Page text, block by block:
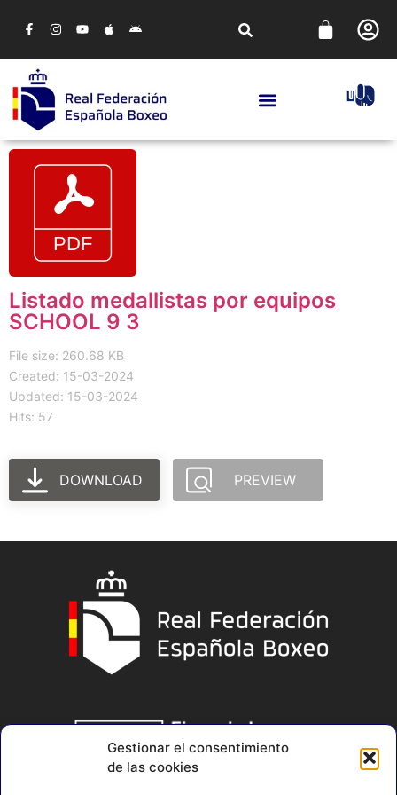
Gestionar el consentimiento
de las cookies
Listado medallistas por equipos
SCHOOL 9 3
File size: 260.68 KB
Created: 15-03-2024
Updated: 15-03-2024
Hits: 57
DOWNLOAD PREVIEW